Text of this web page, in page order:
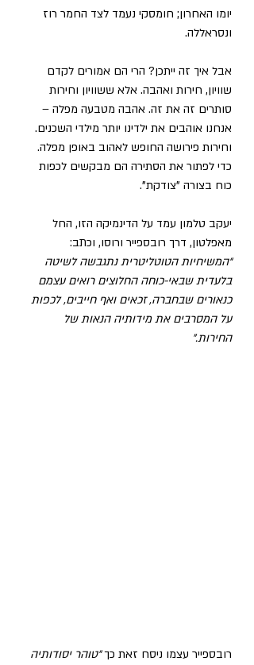
יומו האחרון; חומסקי נעמד לצד החמר רוז
ונסראללה.
אבל איך זה ייתכן? הרי הם אמורים לקדם
שוויון, חירות ואהבה. אלא ששוויון וחירות
סותרים זה את זה. אהבה מטבעה מפלה –
אנחנו אוהבים את ילדינו יותר מילדי השכנים.
וחירות פירושה החופש לאהוב באופן מפלה.
כדי לפתור את הסתירה הם מבקשים לכפות
כוח בצורה "צודקת".
יעקב טלמון עמד על הדינמיקה הזו, החל
מאפלטון, דרך רובספייר ורוסו, וכתב:
“המשיחיות הטוטליטרית נתגבשה לשיטה
בלעדית שבאי-כוחה החלוצים רואים עצמם
כנאורים שבחברה, זכאים ואף חייבים, לכפות
על המסרבים את מידותיה הנאות של
החירות.”
רובספייר עצמו ניסח זאת כך “טוהר יסודותיה